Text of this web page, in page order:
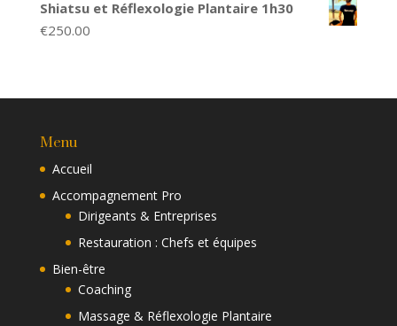
Shiatsu et Réflexologie Plantaire 1h30
€250.00
Menu
Accueil
Accompagnement Pro
Dirigeants & Entreprises
Restauration : Chefs et équipes
Bien-être
Coaching
Massage & Réflexologie Plantaire